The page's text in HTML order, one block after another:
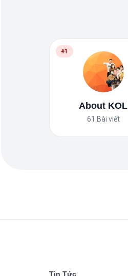
#1
About KOL
61 Bài viết
Tin Tức